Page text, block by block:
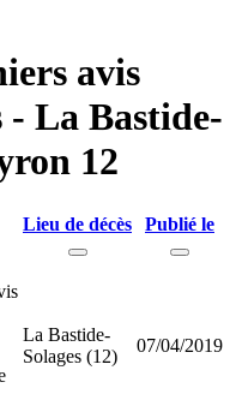
avis
La Bastide-
12
Lieu de décès Publié le
La Bastide-
Solages (12)
07/04/2019